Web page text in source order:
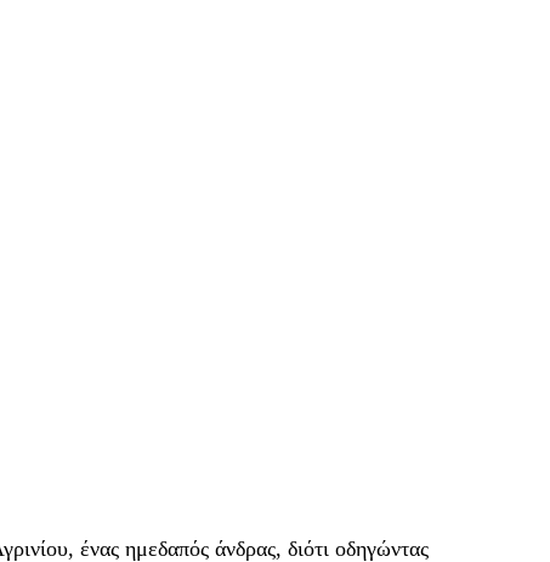
ένας ημεδαπός άνδρας, διότι οδηγώντας